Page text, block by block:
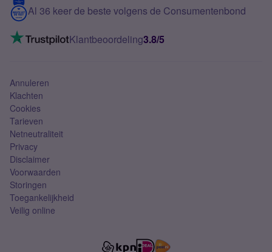
Mobiel internet
Mobiel abonnement
Contact
VoLTE 4G bellen
Al 36 keer de beste volgens de Consumentenbond
Klantbeoordeling3.8/5
Annuleren
Klachten
Cookies
Tarieven
Netneutraliteit
Privacy
Disclaimer
Voorwaarden
Storingen
Toegankelijkheid
Veilig online